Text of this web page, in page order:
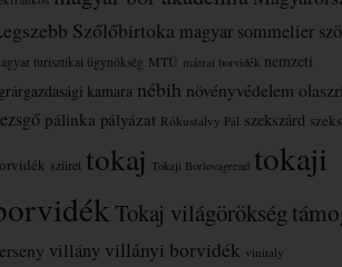
Szőlőbirtoka magyar sommelier
turisztikai ügynökség MTÜ mátrai borvidék nemzeti
kamara nébih növényvédelem
pálinka pályázat Rókusfalvy Pál szekszárd
szüret tokaj Tokaji Borlovagrend tokaji
Tokaj világörökség
villány villányi borvidék vinitaly